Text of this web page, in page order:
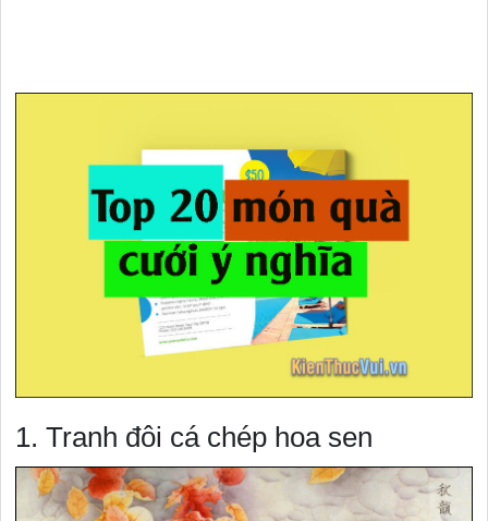
1. Tranh đôi cá chép hoa sen